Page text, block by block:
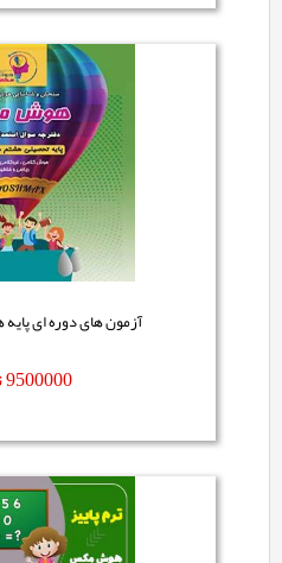
آزمون های دوره ای
9500000